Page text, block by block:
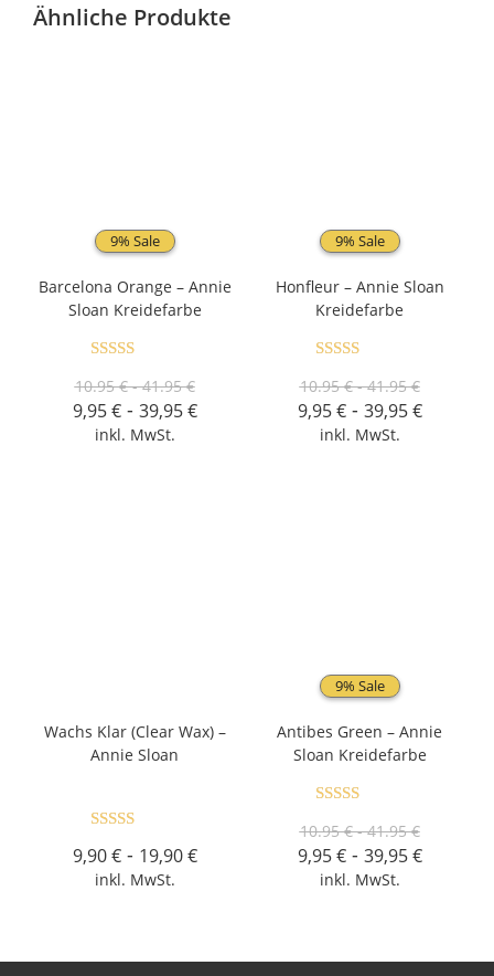
Ähnliche Produkte
9% Sale
Barcelona Orange – Annie
Sloan Kreidefarbe
10.95 € - 41.95 €
9,95€- 39,95€
inkl. MwSt.
9% Sale
Honfleur – Annie Sloan
Kreidefarbe
10.95 € - 41.95 €
9,95€- 39,95€
inkl. MwSt.
Wachs Klar (Clear Wax) –
Annie Sloan
4.97
von 5
9,90€- 19,90€
inkl. MwSt.
9% Sale
Antibes Green – Annie
Sloan Kreidefarbe
10.95 € - 41.95 €
9,95€- 39,95€
inkl. MwSt.